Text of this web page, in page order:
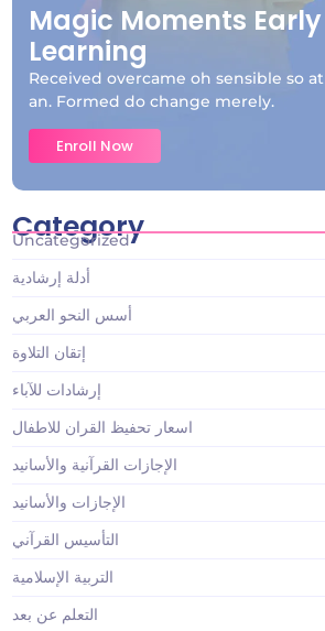
Magic Moments Early
Learning
Received overcame oh sensible so at
an. Formed do change merely.
Enroll Now
Category
Uncategorized
أدلة إرشادية
أسس النحو العربي
إتقان التلاوة
إرشادات للآباء
اسعار تحفيظ القران للاطفال
الإجازات القرآنية والأسانيد
الإجازات والأسانيد
التأسيس القرآني
التربية الإسلامية
التعلم عن بعد